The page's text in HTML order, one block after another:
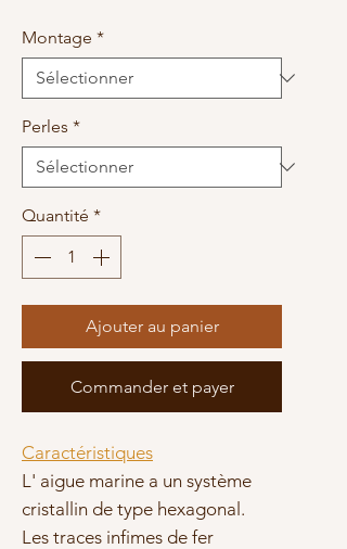
Montage *
Perles *
Quantité *
Ajouter au panier
Commander et payer
Caractéristiques
L' aigue marine a un système
cristallin de type hexagonal.
Les traces infimes de fer